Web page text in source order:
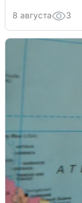
8 августа 3